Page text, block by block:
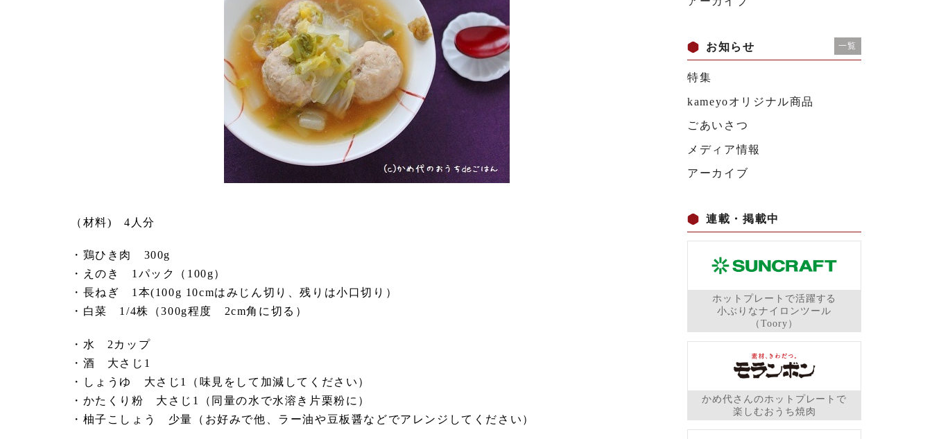
（材料) 4人分
・鶏ひき肉 300g
・えのき 1パック（100g）
・長ねぎ 1本(100g 10cmはみじん切り、残りは小口切り）
・白菜 1/4株（300g程度 2cm角に切る）
・水 2カップ
・酒 大さじ1
・しょうゆ 大さじ1（味見をして加減してください）
・かたくり粉 大さじ1（同量の水で水溶き片栗粉に）
・柚子こしょう 少量（お好みで他、ラー油や豆板醤などでアレンジしてください）
お知らせ 一覧
特集
kameyoオリジナル商品
ごあいさつ
メディア情報
アーカイブ
連載・掲載中
ホットプレートで活躍する
小ぶりなナイロンツール
（Toory）
かめ代さんのホットプレートで
楽しむおうち焼肉